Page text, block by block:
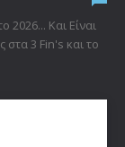
2026... Και Είναι
στα 3 Fin's και το